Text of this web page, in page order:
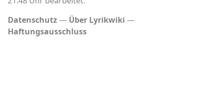
Datenschutz
Über Lyrikwiki
Haftungsausschluss